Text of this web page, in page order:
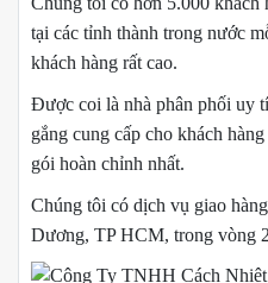
tại các tỉnh thành trong nước
khách hàng rất cao.
Được coi là nhà phân phối uy
gắng cung cấp cho khách
gói hoàn chỉnh nhất.
Chúng tôi có dịch vụ giao
Dương, TP HCM, trong vòng